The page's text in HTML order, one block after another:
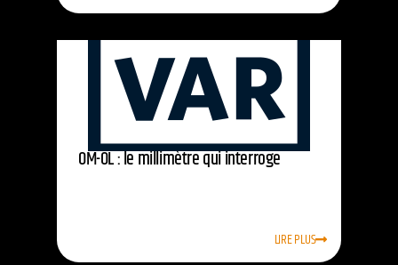
OM-OL : le millimètre qui interroge
LIRE PLUS